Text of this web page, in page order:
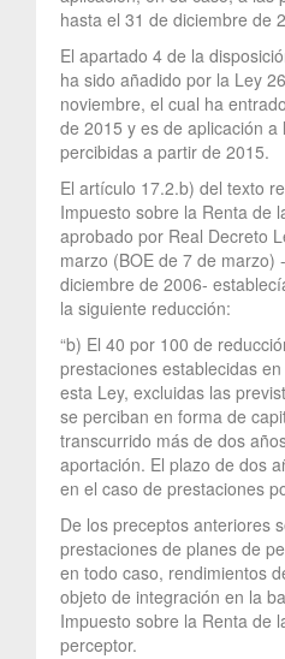
hasta el 31 de diciembre de
El apartado 4 de la
ha sido añadido por la Ley
noviembre, el cual ha
de 2015 y es de aplicación a
percibidas a partir de 2015.
El artículo 17.2.b) del texto
Impuesto sobre la Renta de
aprobado por Real Decreto
marzo (BOE de 7 de marzo)
diciembre de 2006-
la siguiente reducción:
“b) El 40 por 100 de
prestaciones establecidas
esta Ley, excluidas las
se perciban en forma de
transcurrido más de dos
aportación. El plazo de dos
en el caso de prestaciones
De los preceptos anteriores
prestaciones de planes de
en todo caso, rendimientos
objeto de integración en la
Impuesto sobre la Renta de
perceptor.